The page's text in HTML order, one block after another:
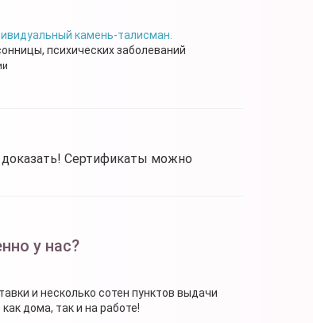
камень-талисман.
психических заболеваний
Сертификаты можно
у нас?
и несколько сотен пунктов выдачи
дома, так и на работе!